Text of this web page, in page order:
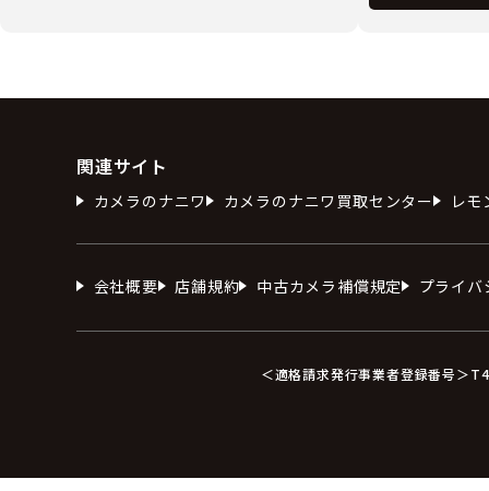
関連サイト
カメラのナニワ カメラのナニワ買取センター レモ
会社概要 店舗規約 中古カメラ補償規定 プライ
＜適格請求発行事業者登録番号＞